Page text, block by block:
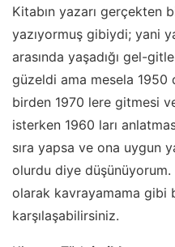
Kitabın yazarı gerçekten
yazıyormuş gibiydi; yani
arasında yaşadığı gel-
güzeldi ama mesela 1950
birden 1970 lere gitmesi
isterken 1960 ları
sıra yapsa ve ona uygun
olurdu diye
olarak kavrayamama gibi
karşılaşabilirsiniz.